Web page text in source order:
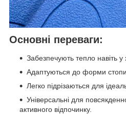
Основні переваги:
Забезпечують тепло навіть у
Адаптуються до форми стопи
Легко підрізаються для
Універсальні для
активного відпочинку.